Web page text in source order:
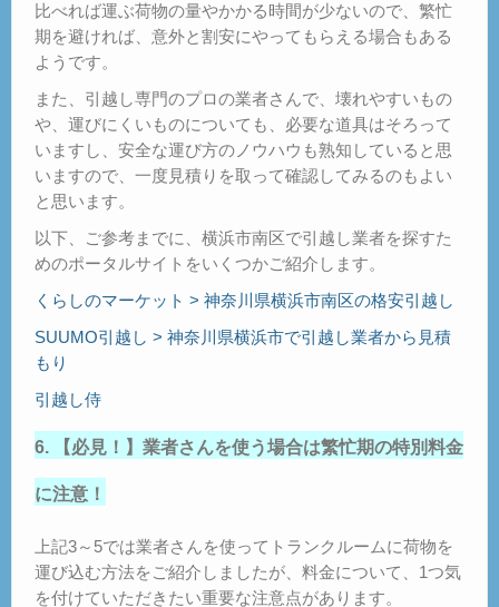
比べれば運ぶ荷物の量やかかる時間が少ないので、繁忙
期を避ければ、意外と割安にやってもらえる場合もある
ようです。
また、引越し専門のプロの業者さんで、壊れやすいもの
や、運びにくいものについても、必要な道具はそろって
いますし、安全な運び方のノウハウも熟知していると思
いますので、一度見積りを取って確認してみるのもよい
と思います。
以下、ご参考までに、横浜市南区で引越し業者を探すた
めのポータルサイトをいくつかご紹介します。
くらしのマーケット > 神奈川県横浜市南区の格安引越し
SUUMO引越し > 神奈川県横浜市で引越し業者から見積
もり
引越し侍
6. 【必見！】業者さんを使う場合は繁忙期の特別料金
に注意！
上記3～5では業者さんを使ってトランクルームに荷物を
運び込む方法をご紹介しましたが、料金について、1つ気
を付けていただきたい重要な注意点があります。